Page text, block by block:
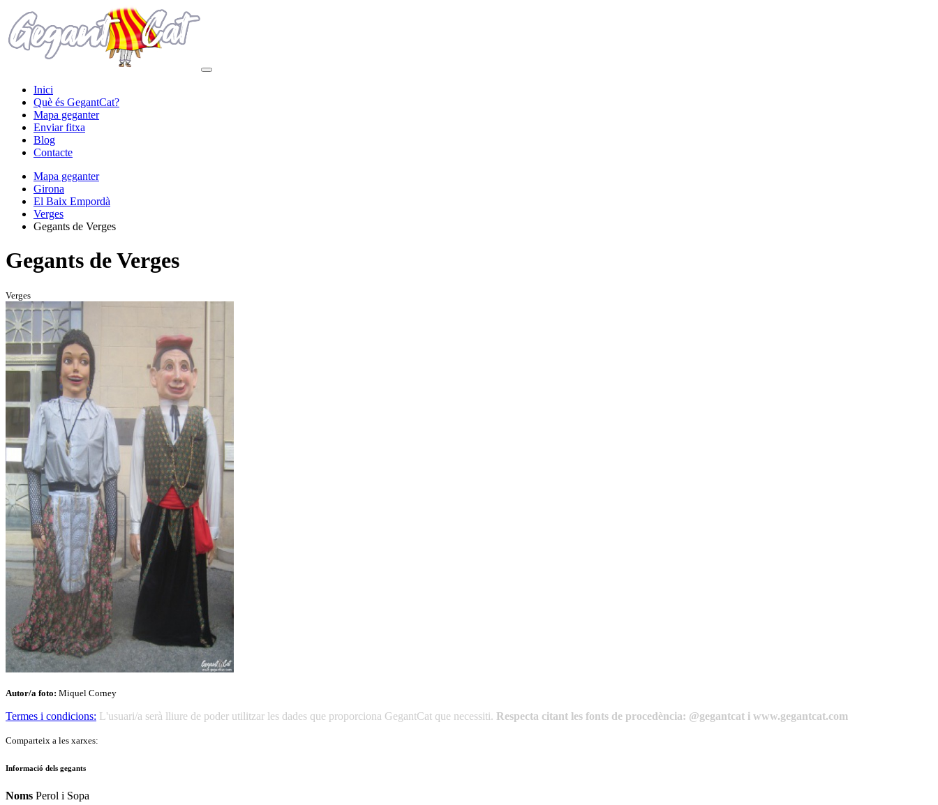
Inici
Què és GegantCat?
Mapa geganter
Enviar fitxa
Blog
Contacte
Mapa geganter
Girona
El Baix Empordà
Verges
Gegants de Verges
Gegants de Verges
Verges
Autor/a foto: Miquel Corney
Termes i condicions: L'usuari/a serà lliure de poder utilitzar les dades que proporciona GegantCat que necessiti. Respecta citant les fonts de procedència: @gegantcat i www.gegantcat.com
Comparteix a les xarxes:
Informació dels gegants
Noms Perol i Sopa